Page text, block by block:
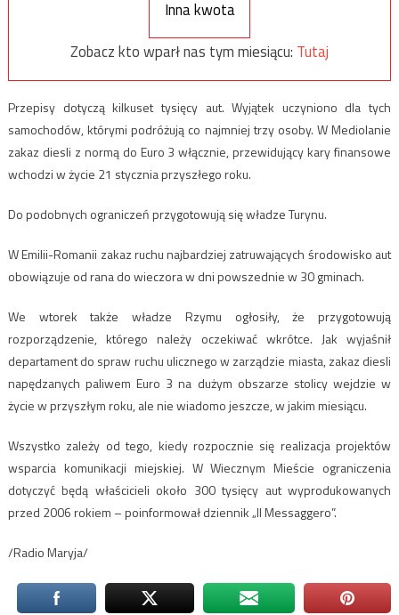
Inna kwota
Zobacz kto wparł nas tym miesiącu: Tutaj
Przepisy dotyczą kilkuset tysięcy aut. Wyjątek uczyniono dla tych
samochodów, którymi podróżują co najmniej trzy osoby. W Mediolanie
zakaz diesli z normą do Euro 3 włącznie, przewidujący kary finansowe
wchodzi w życie 21 stycznia przyszłego roku.
Do podobnych ograniczeń przygotowują się władze Turynu.
W Emilii-Romanii zakaz ruchu najbardziej zatruwających środowisko aut
obowiązuje od rana do wieczora w dni powszednie w 30 gminach.
We wtorek także władze Rzymu ogłosiły, że przygotowują
rozporządzenie, którego należy oczekiwać wkrótce. Jak wyjaśnił
departament do spraw ruchu ulicznego w zarządzie miasta, zakaz diesli
napędzanych paliwem Euro 3 na dużym obszarze stolicy wejdzie w
życie w przyszłym roku, ale nie wiadomo jeszcze, w jakim miesiącu.
Wszystko zależy od tego, kiedy rozpocznie się realizacja projektów
wsparcia komunikacji miejskiej. W Wiecznym Mieście ograniczenia
dotyczyć będą właścicieli około 300 tysięcy aut wyprodukowanych
przed 2006 rokiem – poinformował dziennik „Il Messaggero”.
/Radio Maryja/